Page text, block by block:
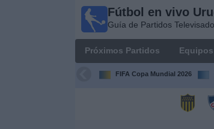
Fútbol en vivo
Guía de Partidos
Próximos Partidos Equipos
FIFA Copa Mundial 2026
Uruguay